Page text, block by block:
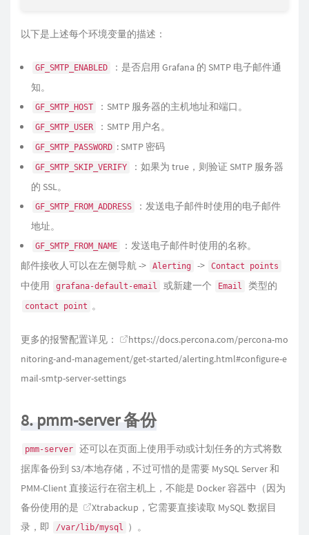
以下是上述每个环境变量的描述：
GF_SMTP_ENABLED
：是否启用 Grafana 的 SMTP 电子邮件通
知。
GF_SMTP_HOST ：SMTP 服务器的主机地址和端口。
GF_SMTP_USER ：SMTP 用户名。
GF_SMTP_PASSWORD : SMTP 密码
GF_SMTP_SKIP_VERIFY
：如果为 true，则验证 SMTP 服务器
的 SSL。
GF_SMTP_FROM_ADDRESS
：发送电子邮件时使用的电子邮件
地址。
GF_SMTP_FROM_NAME
：发送电子邮件时使用的名称。
邮件接收人可以在左侧导航 ->
Alerting -> Contact points
中使用 grafana-default-email 或新建一个 Email 类型的
contact point 。
更多的报警配置详见：
https://docs.percona.com/percona-mo
nitoring-and-management/get-started/alerting.html#configure-e
mail-smtp-server-settings
8. pmm-server 备份
pmm-server
还可以在页面上使用手动或计划任务的方式将数
据库备份到 S3/本地存储，不过可惜的是需要 MySQL Server 和
PMM-Client 直接运行在宿主机上，不能是 Docker 容器中（因为
备份使用的是
Xtrabackup ，它需要直接读取 MySQL 数据目
录，即
/var/lib/mysql
）。